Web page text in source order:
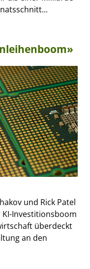
und Rick Patel
Investitionsboom
überdeckt
an den